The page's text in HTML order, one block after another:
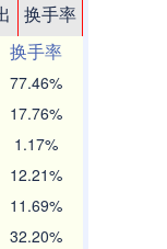
换手率
换手率
77.46%
17.76%
1.17%
12.21%
11.69%
32.20%